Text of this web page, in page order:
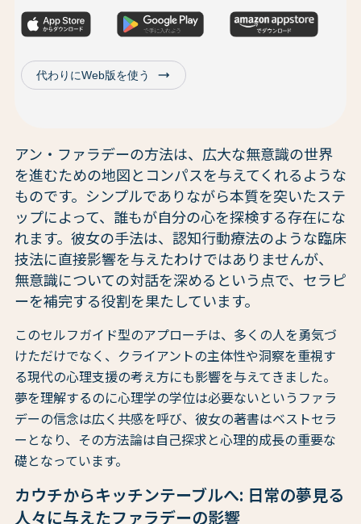
代わりにWeb版を使う trending_flat
アン・ファラデーの方法は、広大な無意識の世界
を進むための地図とコンパスを与えてくれるような
ものです。シンプルでありながら本質を突いたステ
ップによって、誰もが自分の心を探検する存在にな
れます。彼女の手法は、認知行動療法のような臨床
技法に直接影響を与えたわけではありませんが、
無意識についての対話を深めるという点で、セラピ
ーを補完する役割を果たしています。
このセルフガイド型のアプローチは、多くの人を勇気づ
けただけでなく、クライアントの主体性や洞察を重視す
る現代の心理支援の考え方にも影響を与えてきました。
夢を理解するのに心理学の学位は必要ないというファラ
デーの信念は広く共感を呼び、彼女の著書はベストセラ
ーとなり、その方法論は自己探求と心理的成長の重要な
礎となっています。
カウチからキッチンテーブルへ: 日常の夢見る
人々に与えたファラデーの影響